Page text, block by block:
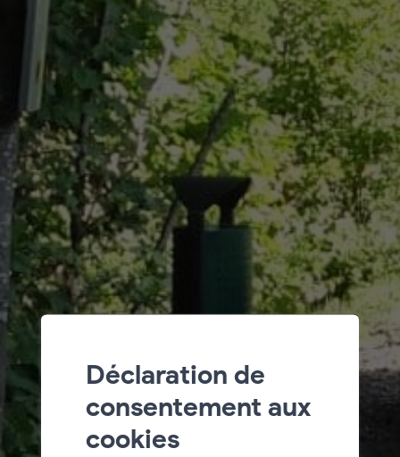
Déclaration de
consentement aux
cookies